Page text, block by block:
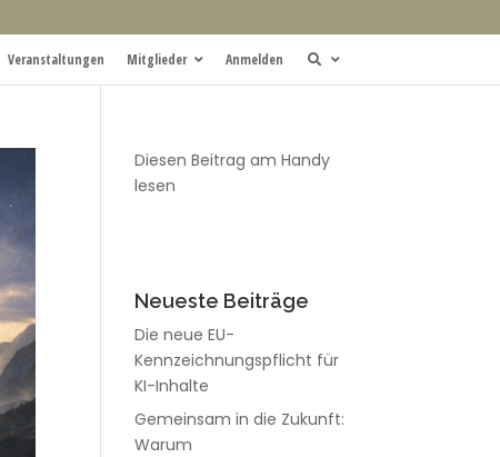
Veranstaltungen Mitglieder Anmelden
Diesen Beitrag am Handy
lesen
Neueste Beiträge
Die neue EU-
Kennzeichnungspflicht für
KI-Inhalte
Gemeinsam in die Zukunft:
Warum